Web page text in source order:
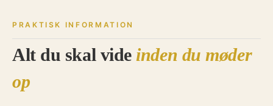
PRAKTISK INFORMATION
Alt du skal vide inden du møder
op